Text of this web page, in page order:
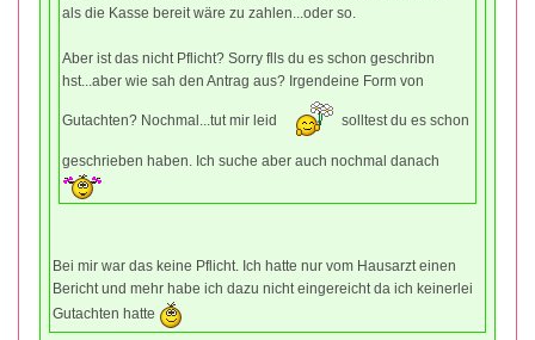
als die Kasse bereit wäre zu zahlen...oder so.
Aber ist das nicht Pflicht? Sorry flls du es schon geschribn
hst...aber wie sah den Antrag aus? Irgendeine Form von
Gutachten? Nochmal...tut mir leid solltest du es schon
geschrieben haben. Ich suche aber auch nochmal danach
Bei mir war das keine Pflicht. Ich hatte nur vom Hausarzt einen
Bericht und mehr habe ich dazu nicht eingereicht da ich keinerlei
Gutachten hatte